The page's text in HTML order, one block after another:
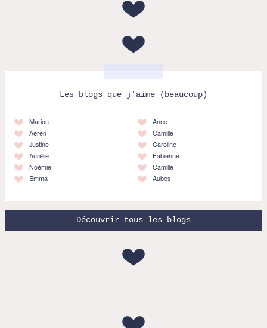
Les blogs que j'aime (beaucoup)
Marion
Aeren
Justine
Aurélie
Noémie
Emma
Anne
Camille
Caroline
Fabienne
Camille
Aubes
Découvrir tous les blogs